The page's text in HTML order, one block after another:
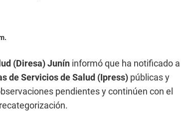
(Diresa) Junín informó que ha notificado a
de Servicios de Salud (Ipress) públicas y
pendientes y continúen con el